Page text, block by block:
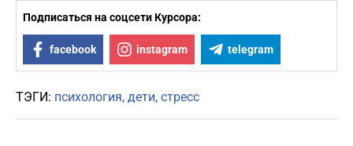
Подписаться на соцсети Курсора:
facebook instagram telegram
ТЭГИ: психология дети стресс